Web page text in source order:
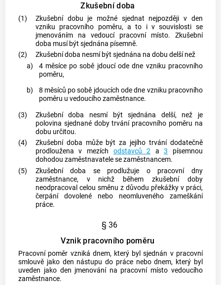
Zkušební doba
(1)
Zkušební dobu je možné sjednat nejpozději v den
vzniku pracovního poměru, a to i v souvislosti se
jmenováním na vedoucí pracovní místo. Zkušební
doba musí být sjednána písemně.
(2)
Zkušební doba nesmí být sjednána na dobu delší než
a)
4 měsíce po sobě jdoucí ode dne vzniku pracovního
poměru,
b)
8 měsíců po sobě jdoucích ode dne vzniku pracovního
poměru u vedoucíhozaměstnance.
(3)
Zkušební doba nesmí být sjednána delší, než je
polovina sjednané doby trvání pracovního poměru na
dobu určitou.
(4)
Zkušební doba může být za jejího trvání dodatečně
prodloužena v mezích odstavců 2 a3 písemnou
dohodou zaměstnavatelesezaměstnancem.
(5)
Zkušební doba se prodlužuje o pracovní dny
zaměstnance, v nichž během zkušební doby
neodpracoval celou směnu z důvodu překážky v práci,
čerpání dovolené nebo neomluveného zameškání
práce.
§ 36
Vznik pracovního poměru
Pracovní poměr vzniká dnem, který byl sjednán v pracovní
smlouvě jako den nástupu do práce nebo dnem, který byl
uveden jako den jmenování na pracovní místo vedoucího
zaměstnance.